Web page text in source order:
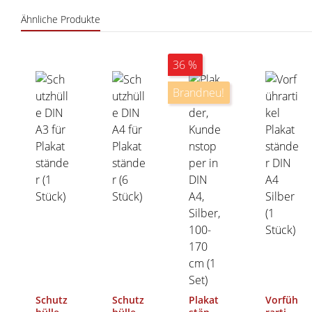
Ähnliche Produkte
Schutz
Schutz
36 %
Brandneu!
Plakat
Vorfüh